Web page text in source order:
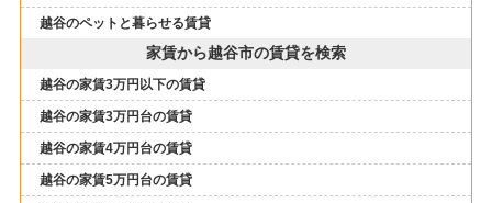
越谷のペットと暮らせる賃貸
家賃から越谷市の賃貸を検索
越谷の家賃3万円以下の賃貸
越谷の家賃3万円台の賃貸
越谷の家賃4万円台の賃貸
越谷の家賃5万円台の賃貸